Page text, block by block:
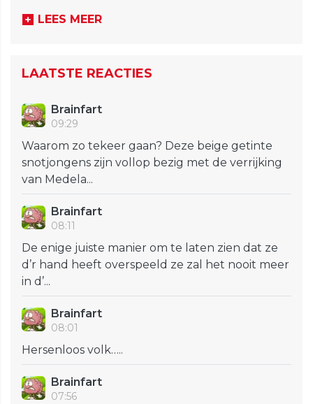
LEES MEER
LAATSTE REACTIES
Brainfart
09:29
Waarom zo tekeer gaan? Deze beige getinte
snotjongens zijn vollop bezig met de verrijking
van Medela...
Brainfart
08:11
De enige juiste manier om te laten zien dat ze
d’r hand heeft overspeeld ze zal het nooit meer
in d’...
Brainfart
08:01
Hersenloos volk…..
Brainfart
07:56